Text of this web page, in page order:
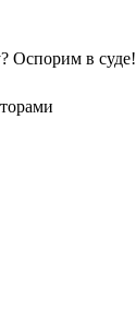
Оспорим в суде!